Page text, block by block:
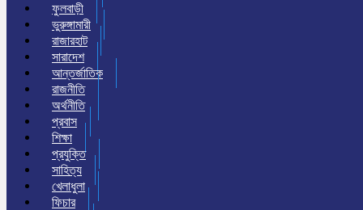
ফুলবাড়ী
ভুরুঙ্গামারী
রাজারহাট
সারাদেশ
আন্তর্জাতিক
রাজনীতি
অর্থনীতি
প্রবাস
শিক্ষা
প্রযুক্তি
সাহিত্য
খেলাধুলা
ফিচার